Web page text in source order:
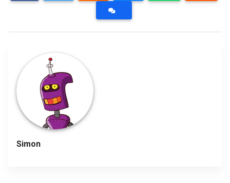
Simon